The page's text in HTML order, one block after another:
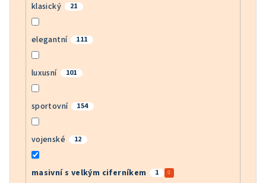
klasický 21
elegantní 111
luxusní 101
sportovní 154
vojenské 12
masivní s velkým ciferníkem 1